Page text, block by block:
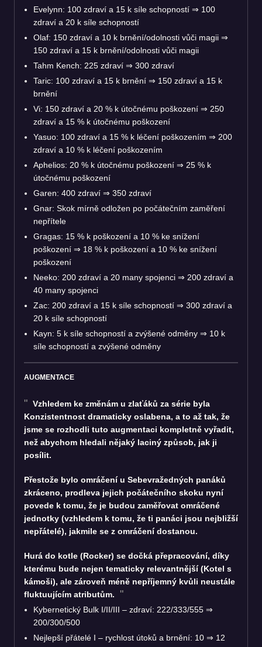
Evelynn: 100 zdraví a 15 k síle schopností ⇒ 100
zdraví a 20 k síle schopností
Olaf: 150 zdraví a 10 k brnění/odolnosti vůči magii ⇒
150 zdraví a 15 k brnění/odolnosti vůči magii
Tahm Kench: 225 zdraví ⇒ 300 zdraví
Taric: 100 zdraví a 15 k brnění ⇒ 150 zdraví a 15 k
brnění
Vi: 150 zdraví a 20 % k útočnému poškození ⇒ 250
zdraví a 15 % k útočnému poškození
Yasuo: 100 zdraví a 15 % k léčení poškozením ⇒ 200
zdraví a 10 % k léčení poškozením
Aphelios: 20 % k útočnému poškození ⇒ 25 % k
útočnému poškození
Garen: 400 zdraví ⇒ 350 zdraví
Gnar: Skok mírně odložen po počátečním zaměření
nepřítele
Gragas: 15 % k poškození a 10 % ke snížení
poškození ⇒ 18 % k poškození a 10 % ke snížení
poškození
Neeko: 200 zdraví a 20 many spojenci ⇒ 200 zdraví a
40 many spojenci
Zac: 200 zdraví a 15 k síle schopností ⇒ 300 zdraví a
20 k síle schopností
Kayn: 5 k síle schopností a zvýšené odměny ⇒ 10 k
síle schopností a zvýšené odměny
AUGMENTACE
Vzhledem ke změnám u zlaťáků za série byla
Konzistentnost dramaticky oslabena, a to až tak, že
jsme se rozhodli tuto augmentaci kompletně vyřadit,
než abychom hledali nějaký laciný způsob, jak ji
posílit.
Přestože bylo omráčení u Sebevražedných panáků
zkráceno, prodleva jejich počátečního skoku nyní
povede k tomu, že je budou zaměřovat omráčené
jednotky (vzhledem k tomu, že ti panáci jsou nejbližší
nepřátelé), jakmile se z omráčení dostanou.
Hurá do kotle (Rocker) se dočká přepracování, díky
kterému bude nejen tematicky relevantnější (Kotel s
kámoši), ale zároveň méně nepříjemný kvůli neustále
fluktuujícím atributům.
Kybernetický Bulk I/II/III – zdraví: 222/333/555 ⇒
200/300/500
Nejlepší přátelé I – rychlost útoků a brnění: 10 ⇒ 12